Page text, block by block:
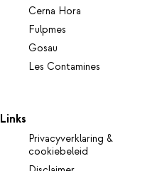
Cerna Hora
Fulpmes
Gosau
Les Contamines
Links
Privacyverklaring &
cookiebeleid